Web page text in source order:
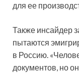
для ее
Также инсайдер
пытаются
в Россию.
документов, но